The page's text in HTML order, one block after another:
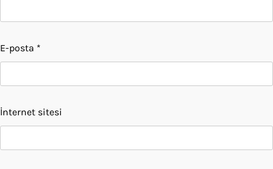
E-posta *
İnternet sitesi